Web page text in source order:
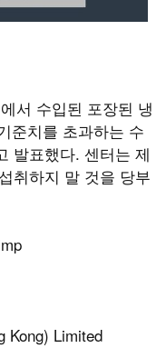
서 수입된 포장된 냉
준치를 초과하는 수
발표했다. 센터는 제
취하지 말 것을 당부
Kong) Limited